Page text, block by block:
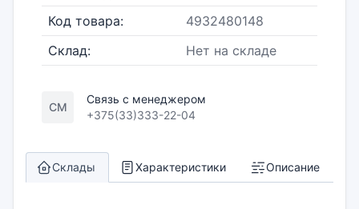
Код товара:
4932480148
Склад:
Нет на складе
СМ
Связь с менеджером
+375(33)333-22-04
Склады Характеристики Описание